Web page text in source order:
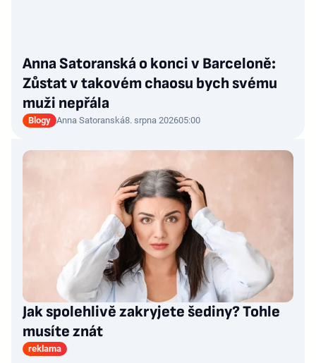
Anna Satoranská o konci v Barceloně:
Zůstat v takovém chaosu bych svému
muži nepřála
Blogy Anna Satoranská8. srpna 202605:00
Jak spolehlivě zakryjete šediny? Tohle
musíte znát
reklama